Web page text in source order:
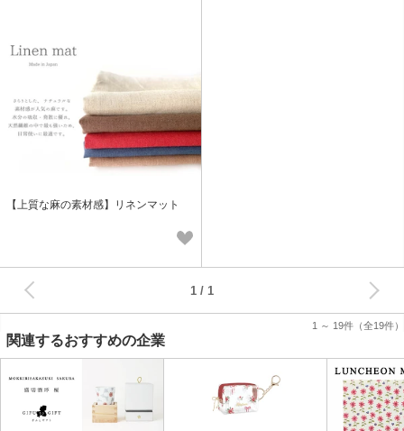
【上質な麻の素材感】リネンマット
1 ～ 19件 （全19件）
1
関連するおすすめの企業